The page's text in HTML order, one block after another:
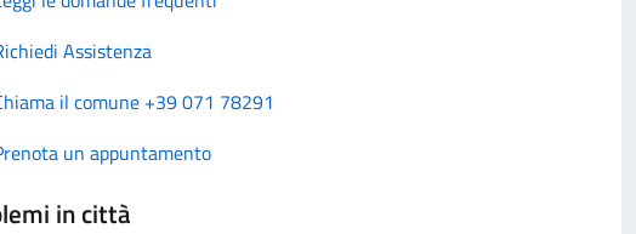
Assistenza
il comune +39 071 78291
un appuntamento
in città